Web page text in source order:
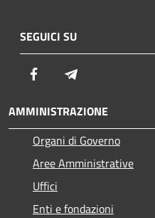
SEGUICI SU
Facebook
AMMINISTRAZIONE
Organi di Governo
Aree Amministrative
Uffici
Enti e fondazioni